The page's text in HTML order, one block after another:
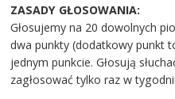
ZASADY GŁOSOWANIA:
Głosujemy na 20 dowolnych
dwa punkty (dodatkowy punkt
jednym punkcie. Głosują
zagłosować tylko raz w